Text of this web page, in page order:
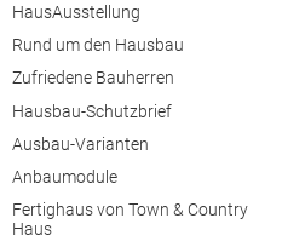
HausAusstellung
Rund um den Hausbau
Zufriedene Bauherren
Hausbau-Schutzbrief
Ausbau-Varianten
Anbaumodule
Fertighaus von Town & Country
Haus